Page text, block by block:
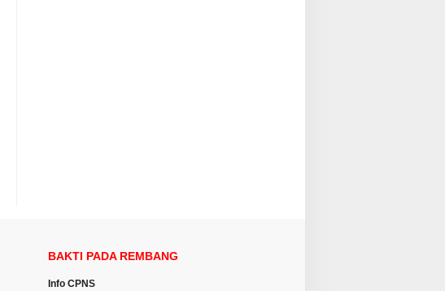
BAKTI PADA REMBANG
Info CPNS